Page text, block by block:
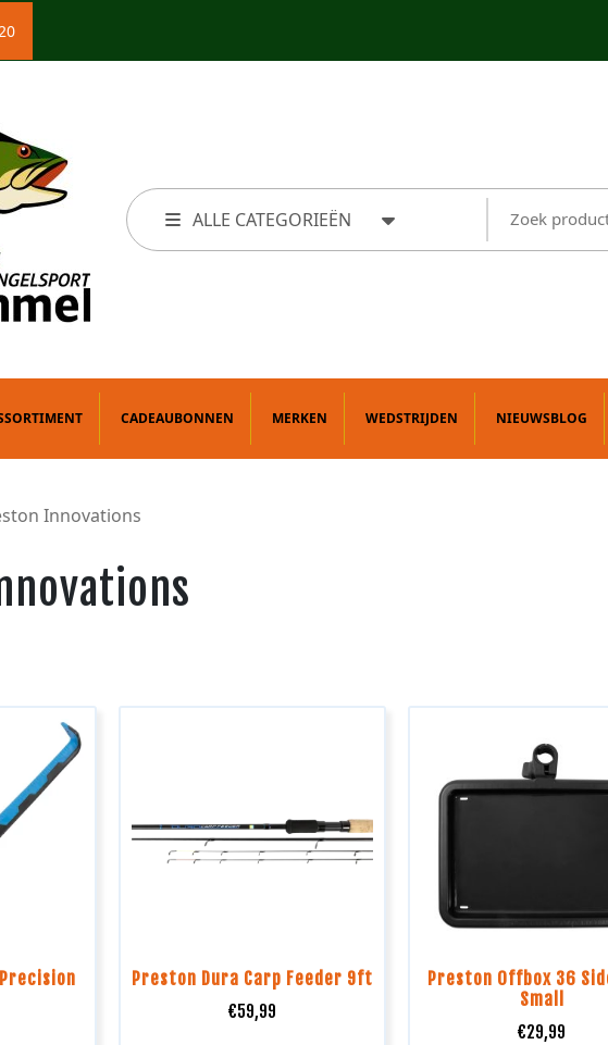
ALLE CATEGORIEËN
CADEAUBONNEN MERKEN WEDSTRIJDEN NIEUWSBLOG
Innovations
Preston Dura Carp Feeder 9ft
€59,99
Preston Offbox 36
Small
€29,99